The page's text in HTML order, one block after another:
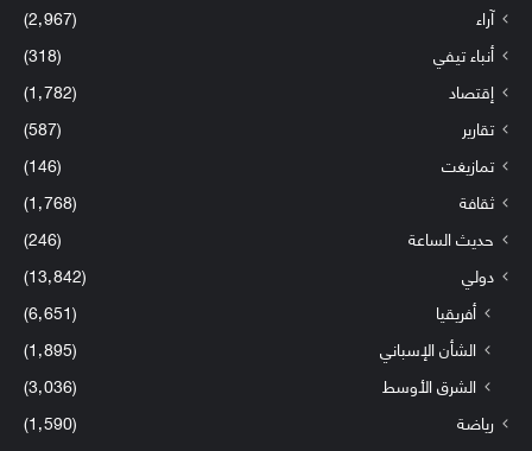
آراء
(2٬967)
أنباء تيفي
(318)
إقتصاد
(1٬782)
تقارير
(587)
تمازيغت
(146)
ثقافة
(1٬768)
حديث الساعة
(246)
دولي
(13٬842)
أفريقيا
(6٬651)
الشأن الإسباني
(1٬895)
الشرق الأوسط
(3٬036)
رياضة
(1٬590)